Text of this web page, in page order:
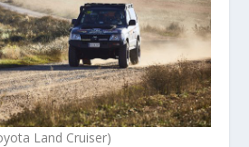
Land Cruiser)